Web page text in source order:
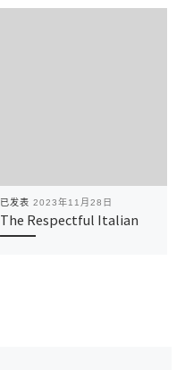
已发表 2023年11月28日
The Respectful Italian